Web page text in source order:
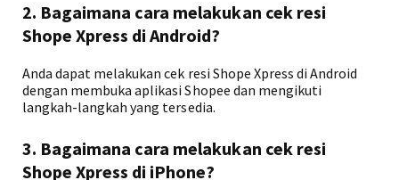
2. Bagaimana cara melakukan cek resi
Shope Xpress di Android?
Anda dapat melakukan cek resi Shope Xpress di Android
dengan membuka aplikasi Shopee dan mengikuti
langkah-langkah yang tersedia.
3. Bagaimana cara melakukan cek resi
Shope Xpress di iPhone?